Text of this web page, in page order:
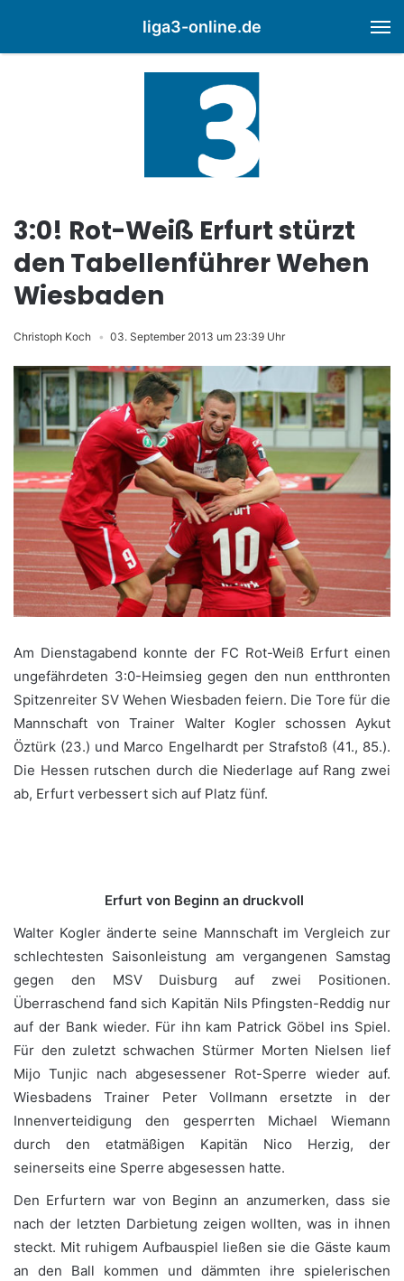
liga3-online.de
3:0! Rot-Weiß Erfurt stürzt
den Tabellenführer Wehen
Wiesbaden
Christoph Koch 03. September 2013 um 23:39 Uhr
Am Dienstagabend konnte der FC Rot-Weiß Erfurt einen
ungefährdeten 3:0-Heimsieg gegen den nun entthronten
Spitzenreiter SV Wehen Wiesbaden feiern. Die Tore für die
Mannschaft von Trainer Walter Kogler schossen Aykut
Öztürk (23.) und Marco Engelhardt per Strafstoß (41., 85.).
Die Hessen rutschen durch die Niederlage auf Rang zwei
ab, Erfurt verbessert sich auf Platz fünf.
Erfurt von Beginn an druckvoll
Walter Kogler änderte seine Mannschaft im Vergleich zur
schlechtesten Saisonleistung am vergangenen Samstag
gegen den MSV Duisburg auf zwei Positionen.
Überraschend fand sich Kapitän Nils Pfingsten-Reddig nur
auf der Bank wieder. Für ihn kam Patrick Göbel ins Spiel.
Für den zuletzt schwachen Stürmer Morten Nielsen lief
Mijo Tunjic nach abgesessener Rot-Sperre wieder auf.
Wiesbadens Trainer Peter Vollmann ersetzte in der
Innenverteidigung den gesperrten Michael Wiemann
durch den etatmäßigen Kapitän Nico Herzig, der
seinerseits eine Sperre abgesessen hatte.
Den Erfurtern war von Beginn an anzumerken, dass sie
nach der letzten Darbietung zeigen wollten, was in ihnen
steckt. Mit ruhigem Aufbauspiel ließen sie die Gäste kaum
an den Ball kommen und dämmten ihre spielerischen